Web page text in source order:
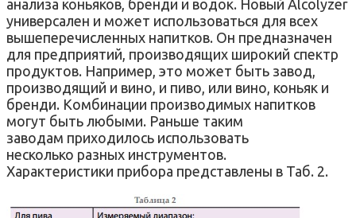
анализа коньяков, бренди и водок. Новый Alcolyzer
универсален и может использоваться для всех
вышеперечисленных напитков. Он предназначен
для предприятий, производящих широкий спектр
продуктов. Например, это может быть завод,
производящий и вино, и пиво, или вино, коньяк и
бренди. Комбинации производимых напитков
могут быть любыми. Раньше таким
заводам приходилось использовать
несколько разных инструментов.
Характеристики прибора представлены в Таб. 2.